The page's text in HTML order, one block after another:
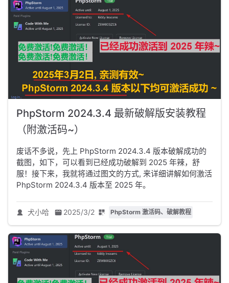
PhpStorm 2024.3.4 最新破解版安装教程
（附激活码~）
废话不多说，先上 PhpStorm 2024.3.4 版本破解成功的
截图，如下，可以看到已经成功破解到 2025 年辣，舒
服！接下来，我就将通过图文的方式, 来详细讲解如何激活
PhpStorm 2024.3.4 版本至 2025 年。
犬小哈 2025/3/2 PhpStorm 激活码、破解教程